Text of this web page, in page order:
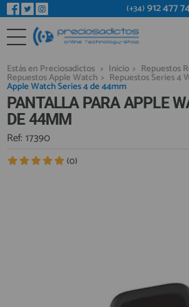
REPUESTOS MÓVILES
REPUESTOS TABLET
REPUESTOS RELOJES INTELIGENTES
REPUESTOS VIDEOCONSOLAS
REPUESTOS MACBOOK
REPUESTOS OTROS DISPOSITIVOS
MÓVILES REACONDICIONADOS
Bienvenid@ otra vez
YA SOY CLIENTE
Recordarme
¿ERES NUEVO?
(+34) 912 477
Estás en Preciosadictos > Inicio > Repuestos
Repuestos Apple Watch > Repuestos Series 4
Apple Watch Series 4 de 44mm
PANTALLA PARA APPLE
DE 44MM
Ref: 17390
(0)